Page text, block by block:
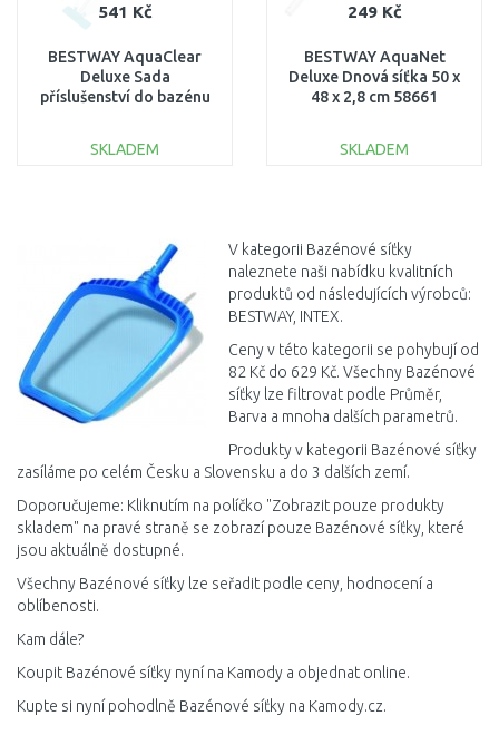
541 Kč
BESTWAY AquaClear
Deluxe Sada
příslušenství do bazénu
SKLADEM
249 Kč
BESTWAY AquaNet
Deluxe Dnová síťka 50 x
48 x 2,8 cm 58661
SKLADEM
V kategorii Bazénové síťky
naleznete naši nabídku kvalitních
produktů od následujících výrobců:
BESTWAY, INTEX.
Ceny v této kategorii se pohybují od
82 Kč do 629 Kč. Všechny Bazénové
síťky lze filtrovat podle Průměr,
Barva a mnoha dalších parametrů.
Produkty v kategorii Bazénové síťky
zasíláme po celém Česku a Slovensku a do 3 dalších zemí.
Doporučujeme: Kliknutím na políčko "Zobrazit pouze produkty
skladem" na pravé straně se zobrazí pouze Bazénové síťky, které
jsou aktuálně dostupné.
Všechny Bazénové síťky lze seřadit podle ceny, hodnocení a
oblíbenosti.
Kam dále?
Koupit Bazénové síťky nyní na Kamody a objednat online.
Kupte si nyní pohodlně Bazénové síťky na Kamody.cz.